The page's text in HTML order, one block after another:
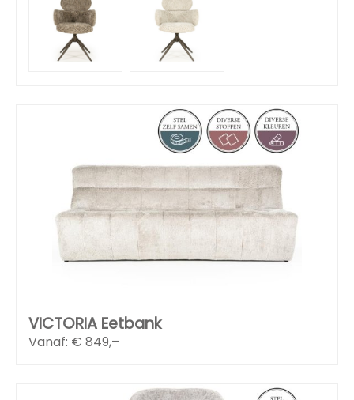
VICTORIA Eetbank
Vanaf: € 849,–